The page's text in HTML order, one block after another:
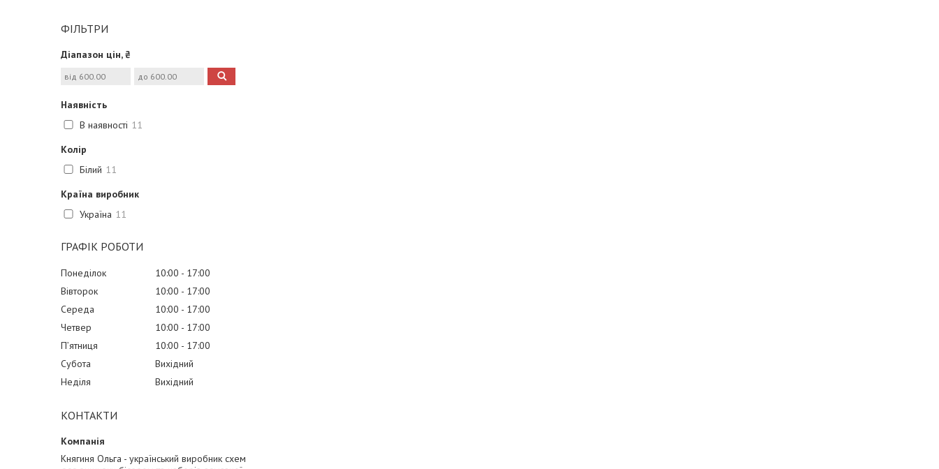
ФІЛЬТРИ
Діапазон цін, ₴
Наявність
В наявності 11
Колір
Білий 11
Країна виробник
Україна 11
ГРАФІК РОБОТИ
Понеділок 10:00
17:00
Вівторок
10:00
17:00
Середа
10:00
17:00
Четвер
10:00
17:00
Пʼятниця
10:00
17:00
Субота
Вихідний
Неділя
Вихідний
КОНТАКТИ
Княгиня Ольга - український виробник схем